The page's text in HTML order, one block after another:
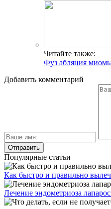
Читайте также:
Фуз абляция миомы
Добавить комментарий
Популярные статьи
Как быстро и правильно
Лечение эндометриоза